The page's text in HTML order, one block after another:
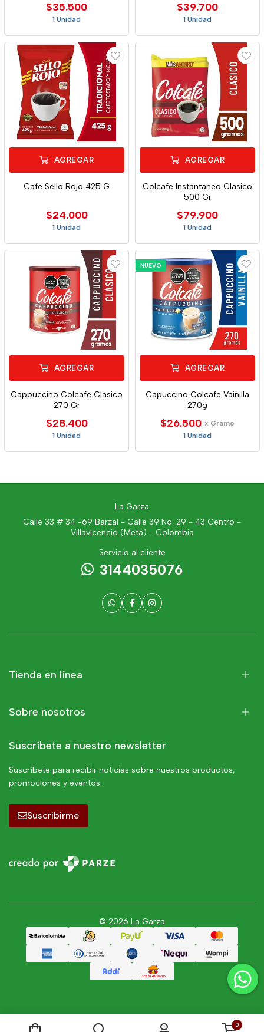
$35.500
1 Unidad
$39.700
1 Unidad
AGREGAR
Cafe Sello Rojo 425 G
$24.000
1 Unidad
AGREGAR
Colcafe Instantaneo Clasico
500 Gr
$79.900
1 Unidad
AGREGAR
Cappuccino Colcafe Clasico
270 Gr
$28.400
1 Unidad
NUEVO
AGREGAR
Capuccino Colcafe Vainilla
270g
$26.500 x Gramo
1 Unidad
La Garza
Calle 33 # 34 -69 Barzal - Calle 39 No. 29 - 43 Centro -
Villavicencio (Meta) - Colombia
Servicio al cliente
3144035076
Tienda en línea
Sobre nosotros
Suscríbete a nuestro newsletter
Suscríbete para recibir noticias sobre nuestros productos,
promociones y eventos.
Suscribirme
© 2026 La Garza
0